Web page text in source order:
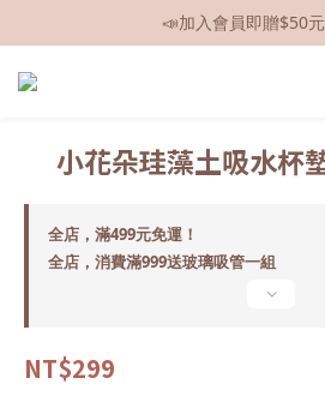
📣全館現貨
📣加入會員即贈$50
小花朵珪藻土吸水杯
全店，滿499元免運！
全店，消費滿999送玻璃吸管一組
NT$299